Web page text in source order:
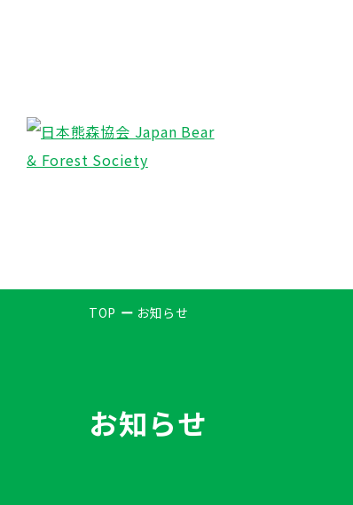
TOP お知らせ
お知らせ